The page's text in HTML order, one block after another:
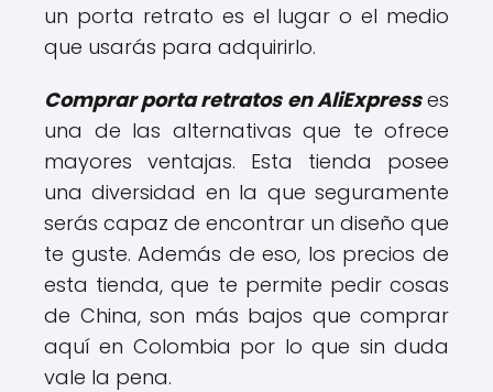
un porta retrato es el lugar o el medio
que usarás para adquirirlo.
Comprar porta retratos en AliExpresses
una de las alternativas que te ofrece
mayores ventajas. Esta tienda posee
una diversidad en la que seguramente
serás capaz de encontrar un diseño que
te guste. Además de eso, los precios de
esta tienda, que te permite pedir cosas
de China, son más bajos que comprar
aquí en Colombia por lo que sin duda
vale la pena.